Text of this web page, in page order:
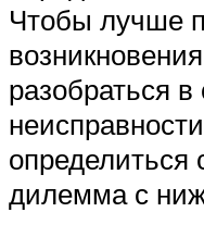
Чтобы лучше
разобраться
дилемма с